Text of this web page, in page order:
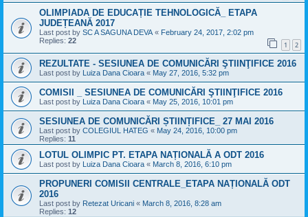
OLIMPIADA DE EDUCAȚIE TEHNOLOGICĂ_ ETAPA
JUDEȚEANĂ 2017
Last post by SC A SAGUNA DEVA« February 24, 2017, 2:02 pm
Replies: 22 1 2
REZULTATE - SESIUNEA DE COMUNICĂRI ŞTIINŢIFICE 2016
Last post by Luiza Dana Cioara « May 27, 2016, 5:32 pm
COMISII _ SESIUNEA DE COMUNICĂRI ŞTIINŢIFICE 2016
Last post by Luiza Dana Cioara « May 25, 2016, 10:01 pm
SESIUNEA DE COMUNICĂRI ȘTIINȚIFICE_ 27 MAI 2016
Last post by COLEGIUL HATEG « May 24, 2016, 10:00 pm
Replies: 11
LOTUL OLIMPIC PT. ETAPA NAȚIONALĂ A ODT 2016
Last post by Luiza Dana Cioara « March 8, 2016, 6:10 pm
PROPUNERI COMISII CENTRALE_ETAPA NAȚIONALĂ ODT
2016
Last post by Retezat Uricani « March 8, 2016, 8:28 am
Replies: 12